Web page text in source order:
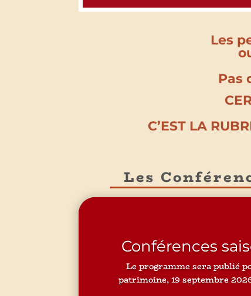
Les
Pas
C’EST LA
Les
Conférences
Le programme sera publié
patrimoine, 19 septembre